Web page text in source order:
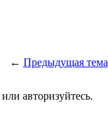
← Предыдущая тема
или авторизуйтесь.